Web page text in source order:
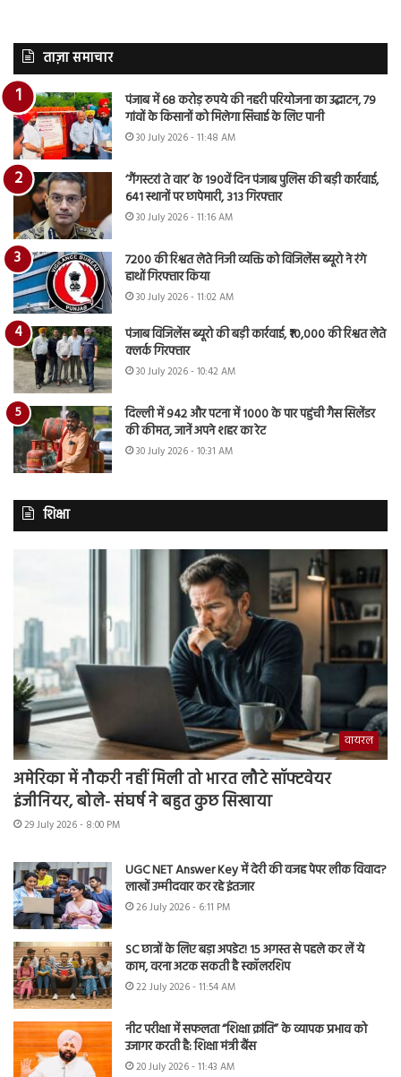
ताज़ा समाचार
पंजाब में 68 करोड़ रुपये की नहरी परियोजना का उद्घाटन, 79
गांवों के किसानों को मिलेगा सिंचाई के लिए पानी
30 July 2026 - 11:48 AM
‘गैंगस्टरां ते वार’ के 190वें दिन पंजाब पुलिस की बड़ी कार्रवाई,
641 स्थानों पर छापेमारी, 313 गिरफ्तार
30 July 2026 - 11:16 AM
7200 की रिश्वत लेते निजी व्यक्ति को विजिलेंस ब्यूरो ने रंगे
हाथों गिरफ्तार किया
30 July 2026 - 11:02 AM
पंजाब विजिलेंस ब्यूरो की बड़ी कार्रवाई, ₹10,000 की रिश्वत लेते
क्लर्क गिरफ्तार
30 July 2026 - 10:42 AM
दिल्ली में 942 और पटना में 1000 के पार पहुंची गैस सिलेंडर
की कीमत, जानें अपने शहर का रेट
30 July 2026 - 10:31 AM
शिक्षा
वायरल
अमेरिका में नौकरी नहीं मिली तो भारत लौटे सॉफ्टवेयर
इंजीनियर, बोले- संघर्ष ने बहुत कुछ सिखाया
29 July 2026 - 8:00 PM
UGC NET Answer Key में देरी की वजह पेपर लीक विवाद?
लाखों उम्मीदवार कर रहे इंतजार
26 July 2026 - 6:11 PM
SC छात्रों के लिए बड़ा अपडेट! 15 अगस्त से पहले कर लें ये
काम, वरना अटक सकती है स्कॉलरशिप
22 July 2026 - 11:54 AM
नीट परीक्षा में सफलता “शिक्षा क्रांति” के व्यापक प्रभाव को
उजागर करती है: शिक्षा मंत्री बैंस
20 July 2026 - 11:43 AM